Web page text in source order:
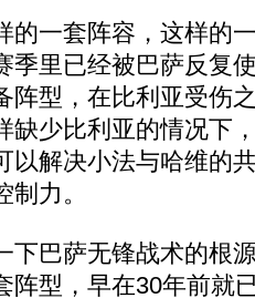
一套阵容，这样的
季里已经被巴萨反复
阵型，在比利亚受伤
缺少比利亚的情况下
以解决小法与哈维的
力。
巴萨无锋战术的根
阵型，早在30年前就